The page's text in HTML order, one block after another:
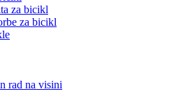
za bicikl
za bicikl
rad na visini